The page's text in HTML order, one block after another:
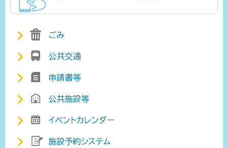
ごみ
公共交通
申請書等
公共施設等
イベントカレンダー
施設予約システム